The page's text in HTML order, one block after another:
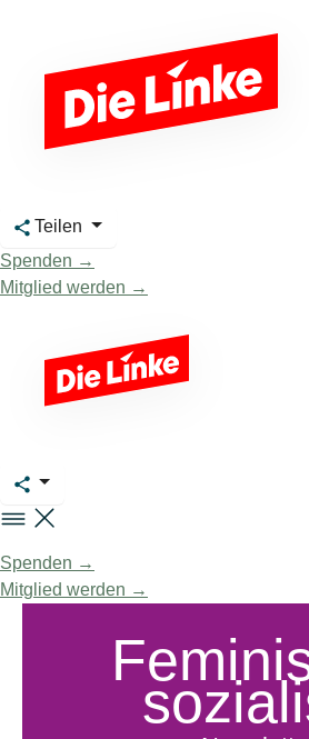
Teilen
Spenden →
Mitglied werden →
Spenden →
Mitglied werden →